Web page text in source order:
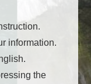
information.
the